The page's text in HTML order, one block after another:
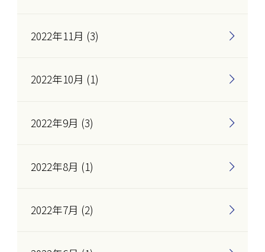
2022年11月 (3)
2022年10月 (1)
2022年9月 (3)
2022年8月 (1)
2022年7月 (2)